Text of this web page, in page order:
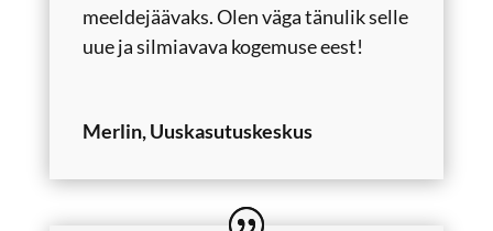
meeldejäävaks. Olen väga tänulik selle
uue ja silmiavava kogemuse eest!
Merlin, Uuskasutuskeskus